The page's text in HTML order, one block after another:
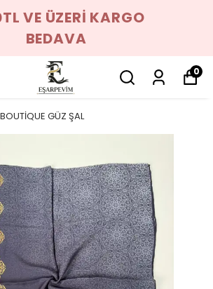
VE ÜZERİ KARGO
BEDAVA
0
GÜZ ŞAL